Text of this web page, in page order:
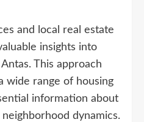
and local real estate
insights into
This approach
wide range of housing
information about
dynamics.